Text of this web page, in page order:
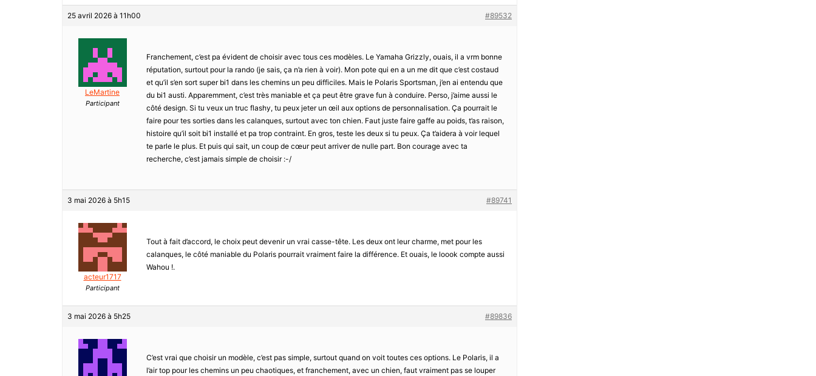
25 avril 2026 à 11h00 #89532
LeMartine
Participant
Franchement, c’est pa évident de choisir avec tous ces modèles. Le Yamaha Grizzly, ouais, il a vrm bonne
réputation, surtout pour la rando (je sais, ça n’a rien à voir). Mon pote qui en a un me dit que c’est costaud
et qu’il s’en sort super bi1 dans les chemins un peu difficiles. Mais le Polaris Sportsman, j’en ai entendu que
du bi1 austi. Apparemment, c’est très maniable et ça peut être grave fun à conduire. Perso, j’aime aussi le
côté design. Si tu veux un truc flashy, tu peux jeter un œil aux options de personnalisation. Ça pourrait le
faire pour tes sorties dans les calanques, surtout avec ton chien. Faut juste faire gaffe au poids, t’as raison,
histoire qu’il soit bi1 installé et pa trop contraint. En gros, teste les deux si tu peux. Ça t’aidera à voir lequel
te parle le plus. Et puis qui sait, un coup de cœur peut arriver de nulle part. Bon courage avec ta
recherche, c’est jamais simple de choisir :-/
3 mai 2026 à 5h15 #89741
acteur1717
Participant
Tout à fait d’accord, le choix peut devenir un vrai casse-tête. Les deux ont leur charme, met pour les
calanques, le côté maniable du Polaris pourrait vraiment faire la différence. Et ouais, le loook compte aussi
Wahou !.
3 mai 2026 à 5h25 #89836
C’est vrai que choisir un modèle, c’est pas simple, surtout quand on voit toutes ces options. Le Polaris, il a
l’air top pour les chemins un peu chaotiques, et franchement, avec un chien, faut vraiment pas se louper